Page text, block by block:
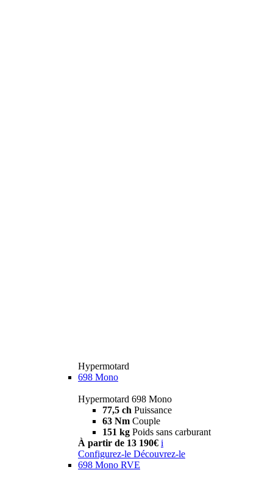
Hypermotard
698 Mono
Hypermotard 698 Mono
77,5 ch Puissance
63 Nm Couple
151 kg Poids sans carburant
À partir de 13 190€ i
Configurez-le Découvrez-le
698 Mono RVE